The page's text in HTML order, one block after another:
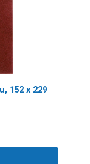
152 x 229